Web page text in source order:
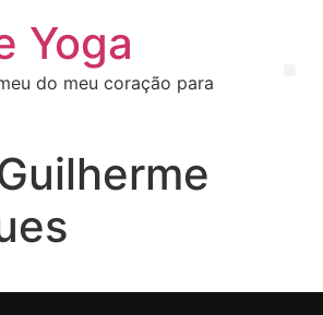
Yoga
do meu coração para